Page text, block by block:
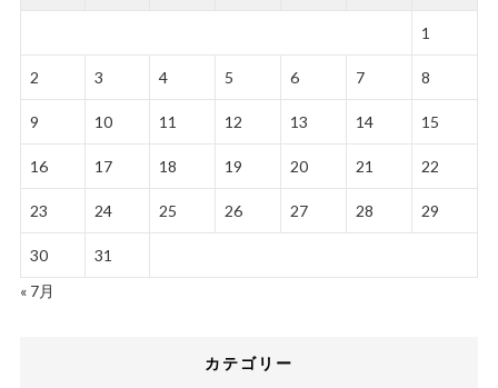
1
2 3 4 5 6 7 8
9 10 11 12 13 14 15
16 17 18 19 20 21 22
23 24 25 26 27 28 29
30
31
« 7月
カテゴリー